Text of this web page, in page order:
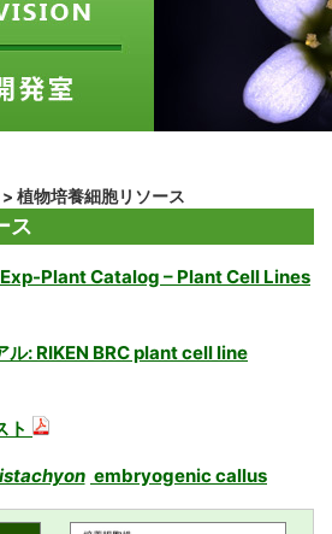
> 植物培養細胞リソース
ス
Exp-Plant Catalog – Plant Cell Lines
ル: RIKEN BRC plant cell line
ト
embryogenic callus